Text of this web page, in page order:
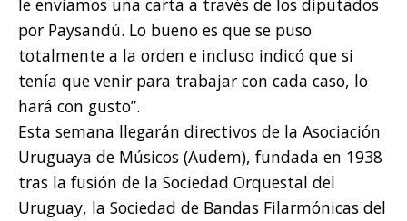
le enviamos una carta a través de los diputados
por Paysandú. Lo bueno es que se puso
totalmente a la orden e incluso indicó que si
tenía que venir para trabajar con cada caso, lo
hará con gusto”.
Esta semana llegarán directivos de la Asociación
Uruguaya de Músicos (Audem), fundada en 1938
tras la fusión de la Sociedad Orquestal del
Uruguay, la Sociedad de Bandas Filarmónicas del